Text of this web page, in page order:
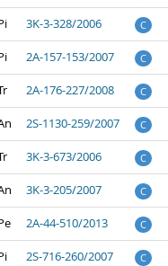
3K-3-328/2006 C
2A-157-153/2007 C
2A-176-227/2008 C
2S-1130-259/2007 C
3K-3-673/2006 C
3K-3-205/2007 C
2A-44-510/2013 C
2S-716-260/2007 C